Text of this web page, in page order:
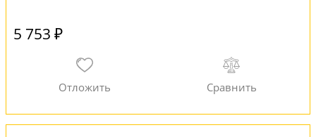
5 753 ₽